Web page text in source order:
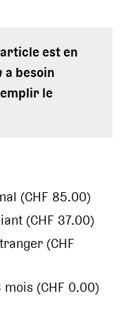
est en
a besoin
le
(CHF 85.00)
(CHF 37.00)
(CHF
(CHF 0.00)